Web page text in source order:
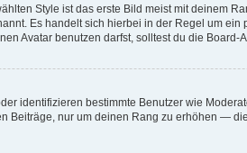
Style ist das erste Bild meist mit deinem
Es handelt sich hierbei in der Regel um
Avatar benutzen darfst, solltest du die Board-
identifizieren bestimmte Benutzer wie
nur um deinen Rang zu erhöhen —